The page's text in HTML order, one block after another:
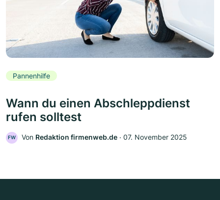
Pannenhilfe
Wann du einen Abschleppdienst
rufen solltest
FW Von Redaktion firmenweb.de ‧ 07. November 2025